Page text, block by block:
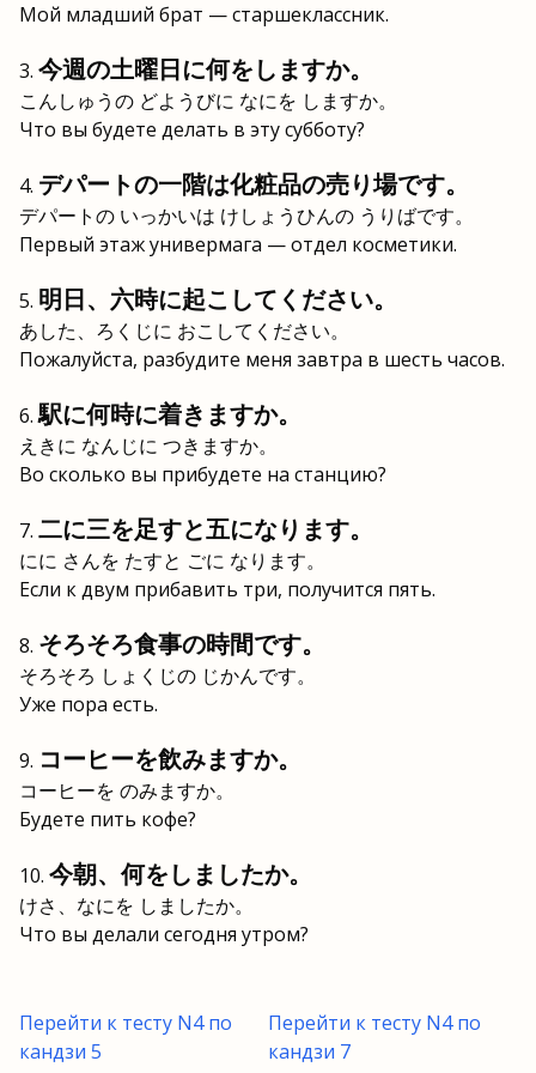
Мой младший брат — старшеклассник.
今週の土曜日に何をしますか。
こんしゅうの どようびに なにを しますか。
Что вы будете делать в эту субботу?
デパートの一階は化粧品の売り場です。
デパートの いっかいは けしょうひんの うりばです。
Первый этаж универмага — отдел косметики.
明日、六時に起こしてください。
あした、ろくじに おこしてください。
Пожалуйста, разбудите меня завтра в шесть часов.
駅に何時に着きますか。
えきに なんじに つきますか。
Во сколько вы прибудете на станцию?
二に三を足すと五になります。
にに さんを たすと ごに なります。
Если к двум прибавить три, получится пять.
そろそろ食事の時間です。
そろそろ しょくじの じかんです。
Уже пора есть.
コーヒーを飲みますか。
コーヒーを のみますか。
Будете пить кофе?
今朝、何をしましたか。
けさ、なにを しましたか。
Что вы делали сегодня утром?
Перейти к тесту N4 по
кандзи 5
Перейти к тесту N4 по
кандзи 7